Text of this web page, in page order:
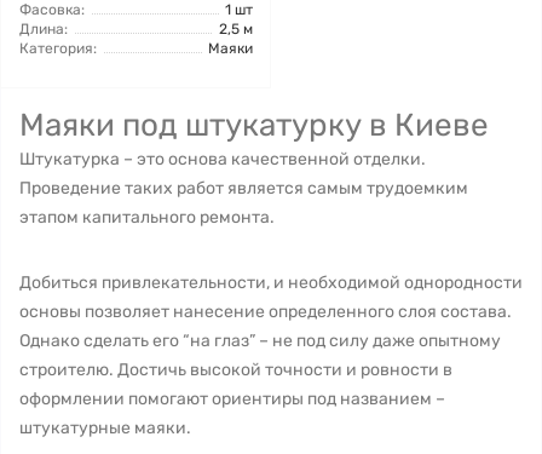
Фасовка:
1 шт
Длина:
2,5 м
Категория:
Маяки
Маяки под штукатурку в Киеве
Штукатурка – это основа качественной отделки.
Проведение таких работ является самым трудоемким
этапом капитального ремонта.
Добиться привлекательности, и необходимой однородности
основы позволяет нанесение определенного слоя состава.
Однако сделать его “на глаз” – не под силу даже опытному
строителю. Достичь высокой точности и ровности в
оформлении помогают ориентиры под названием –
штукатурные маяки.